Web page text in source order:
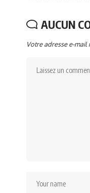
AUCUN
Votre adresse e-mail